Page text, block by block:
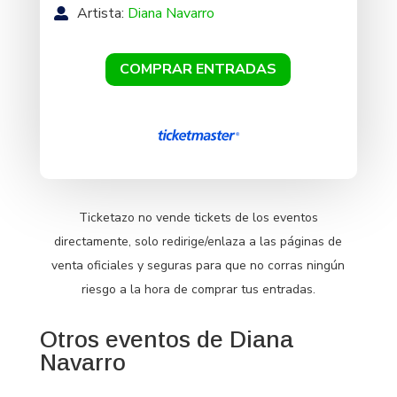
Artista: Diana Navarro
COMPRAR ENTRADAS
Ticketazo no vende tickets de los eventos
directamente, solo redirige/enlaza a las páginas de
venta oficiales y seguras para que no corras ningún
riesgo a la hora de comprar tus entradas.
Otros eventos de Diana
Navarro